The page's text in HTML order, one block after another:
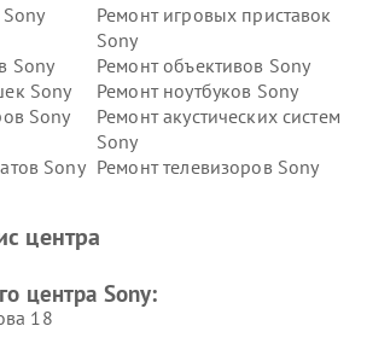
Ремонт игровых приставок
Sony
Sony
Ремонт объективов Sony
Sony
Ремонт ноутбуков Sony
Sony
Ремонт акустических систем
Sony
Sony Ремонт телевизоров Sony
центра
центра Sony:
18